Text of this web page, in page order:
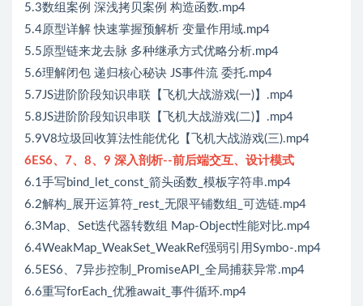
5.3数组案例 深浅拷贝案例 构造函数.mp4
5.4原型详解 快速掌握预解析 变量作用域.mp4
5.5原型链来龙去脉 多种继承方式优略分析.mp4
5.6理解闭包 递归核心秘诀 JS事件流 委托.mp4
5.7JS进阶阶段知识串联【飞机大战游戏(一)】.mp4
5.8JS进阶阶段知识串联【飞机大战游戏(二)】.mp4
5.9V8垃圾回收算法性能优化【飞机大战游戏(三).mp4
6ES6、7、8、9 深入剖析--前后端交互、设计模式
6.1手写bind_let_const_箭头函数_模板字符串.mp4
6.2解构_展开运算符_rest_无限平铺数组_可选链.mp4
6.3Map、Set迭代器转数组 Map-Object性能对比.mp4
6.4WeakMap_WeakSet_WeakRef强弱引用Symbo-.mp4
6.5ES6、7异步控制_PromiseAPI_全局捕获异常.mp4
6.6重写forEach_优雅await_事件循环.mp4